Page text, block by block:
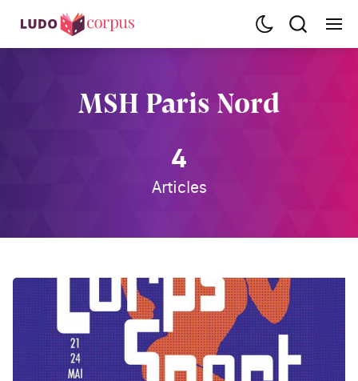
MSH Paris Nord
4
Articles